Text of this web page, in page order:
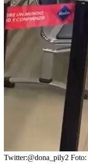
Twitter:@dona_pily2 Foto: